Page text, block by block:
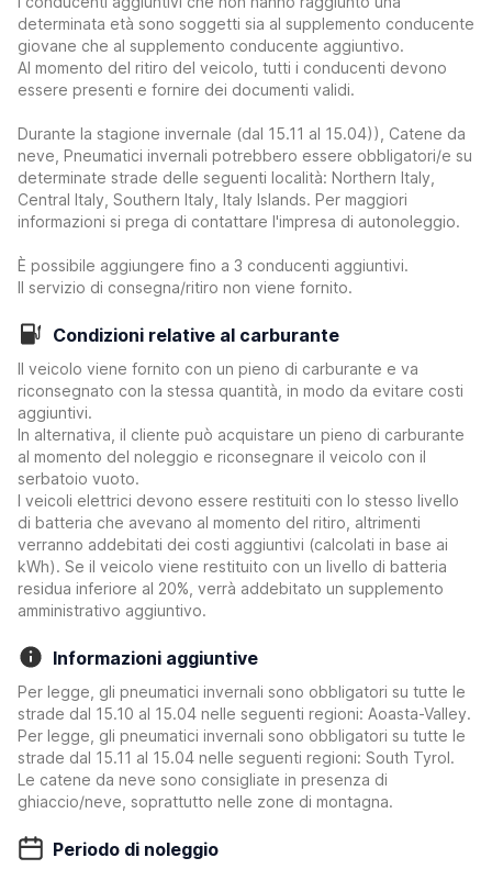
determinata età sono soggetti sia al supplemento conducente
giovane che al supplemento conducente aggiuntivo.
Al momento del ritiro del veicolo, tutti i conducenti devono
essere presenti e fornire dei documenti validi.
Durante la stagione invernale (dal 15.11 al 15.04)), Catene da
neve, Pneumatici invernali potrebbero essere obbligatori/e su
determinate strade delle seguenti località: Northern Italy,
Central Italy, Southern Italy, Italy Islands. Per maggiori
informazioni si prega di contattare l'impresa di autonoleggio.
È possibile aggiungere fino a 3 conducenti aggiuntivi.
Il servizio di consegna/ritiro non viene fornito.
Condizioni relative al carburante
Il veicolo viene fornito con un pieno di carburante e va
riconsegnato con la stessa quantità, in modo da evitare costi
aggiuntivi.
In alternativa, il cliente può acquistare un pieno di carburante
al momento del noleggio e riconsegnare il veicolo con il
serbatoio vuoto.
I veicoli elettrici devono essere restituiti con lo stesso livello
di batteria che avevano al momento del ritiro, altrimenti
verranno addebitati dei costi aggiuntivi (calcolati in base ai
kWh). Se il veicolo viene restituito con un livello di batteria
residua inferiore al 20%, verrà addebitato un supplemento
amministrativo aggiuntivo.
Informazioni aggiuntive
Per legge, gli pneumatici invernali sono obbligatori su tutte le
strade dal 15.10 al 15.04 nelle seguenti regioni: Aoasta-Valley.
Per legge, gli pneumatici invernali sono obbligatori su tutte le
strade dal 15.11 al 15.04 nelle seguenti regioni: South Tyrol.
Le catene da neve sono consigliate in presenza di
ghiaccio/neve, soprattutto nelle zone di montagna.
Periodo di noleggio